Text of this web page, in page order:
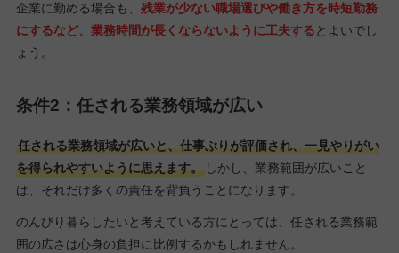
企業に勤める場合も、 残業が少ない職場選びや働き方を時短勤務
にするなど、業務時間が長くならないように工夫するとよいでし
ょう。
条件2：任される業務領域が広い
任される業務領域が広いと、仕事ぶりが評価され、一見やりがい
を得られやすいように思えます。しかし、業務範囲が広いこと
は、それだけ多くの責任を背負うことになります。
のんびり暮らしたいと考えている方にとっては、任される業務範
囲の広さは心身の負担に比例するかもしれません。